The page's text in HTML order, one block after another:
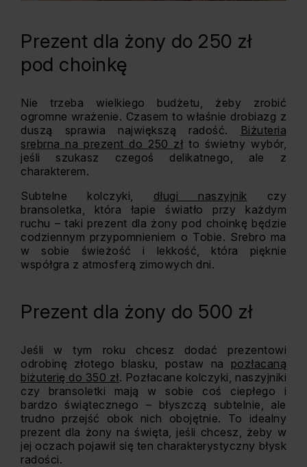
Prezent dla żony do 250 zł
pod choinkę
Nie trzeba wielkiego budżetu, żeby zrobić
ogromne wrażenie. Czasem to właśnie drobiazg z
duszą sprawia największą radość.
Biżuteria
srebrna na prezent do 250 zł to świetny wybór,
jeśli szukasz czegoś delikatnego, ale z
charakterem.
Subtelne kolczyki, długi naszyjnik czy
bransoletka, która łapie światło przy każdym
ruchu – taki prezent dla żony pod choinkę będzie
codziennym przypomnieniem o Tobie. Srebro ma
w sobie świeżość i lekkość, która pięknie
współgra z atmosferą zimowych dni.
Prezent dla żony do 500 zł
Jeśli w tym roku chcesz dodać prezentowi
odrobinę złotego blasku, postaw na pozłacaną
biżuterię do 350 zł. Pozłacane kolczyki, naszyjniki
czy bransoletki mają w sobie coś ciepłego i
bardzo świątecznego – błyszczą subtelnie, ale
trudno przejść obok nich obojętnie. To idealny
prezent dla żony na święta, jeśli chcesz, żeby w
jej oczach pojawił się ten charakterystyczny błysk
radości.